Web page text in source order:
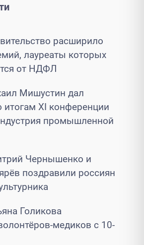
расширило
лауреаты которых
от НДФЛ
Мишустин дал
итогам XI конференции
промышленной
Чернышенко и
поздравили россиян
Голикова
медиков с 10-